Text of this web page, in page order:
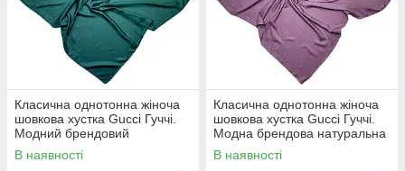
Класична однотонна жіноча
шовкова хустка Gucci Гуччі.
Модний брендовий
натуральний літній хустка
Зелений
В наявності
Класична однотонна жіноча
шовкова хустка Gucci Гуччі.
Модна брендова натуральна
літня хустка Темно-рожева
В наявності